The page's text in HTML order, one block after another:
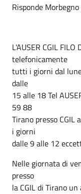
Risponde
L'AUSER CGIL
telefonicamente
tutti i giorni dal
dalle
15 alle 18 Tel
59 88
Tirano presso
i giorni
dalle 9 alle 12
Nelle giornata di
presso
la CGIL di Tirano